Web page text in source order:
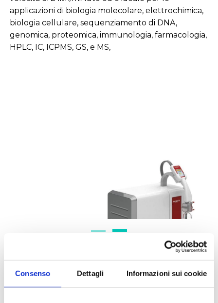
Consenso Dettagli Informazioni sui cookie
applicazioni di biologia molecolare, elettrochimica,
biologia cellulare, sequenziamento di DNA,
genomica, proteomica, immunologia, farmacologia,
HPLC, IC, ICPMS, GS, e MS,
Caratteristiche tecniche
Rapida dispensazione di acqua ultrapura: 2